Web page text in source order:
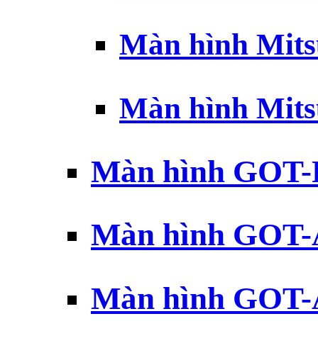
Màn hình
Màn hình
Màn hình GOT-
Màn hình
Màn hình